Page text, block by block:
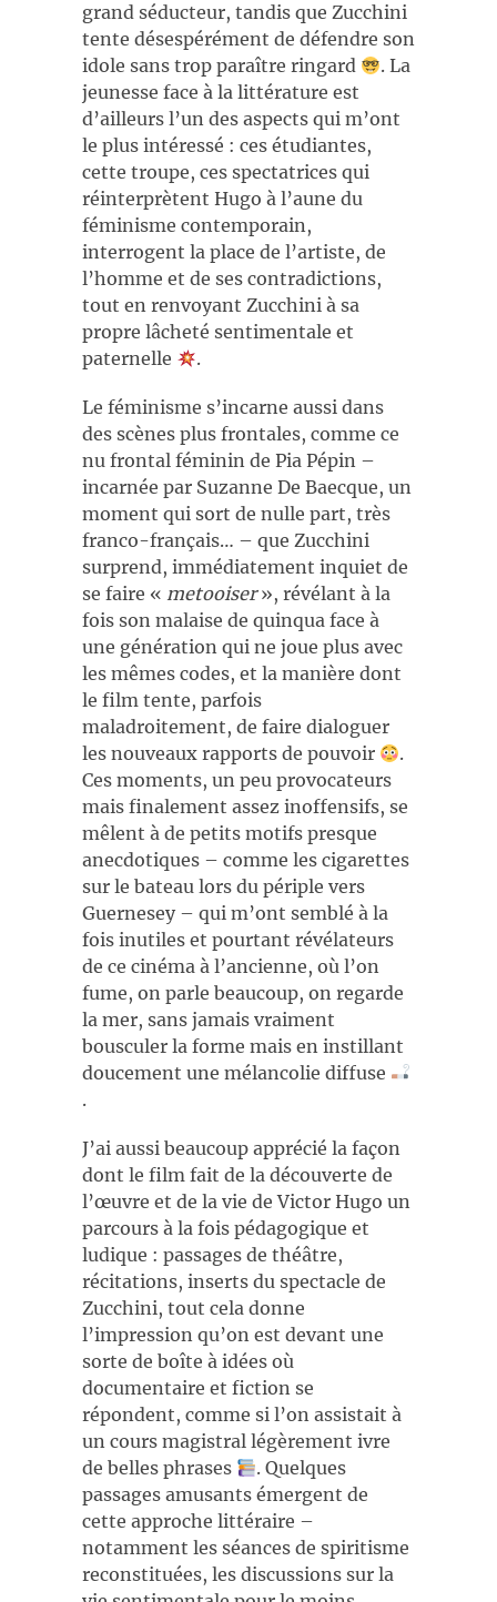
grand séducteur, tandis que Zucchini
tente désespérément de défendre son
idole sans trop paraître ringard
. La
jeunesse face à la littérature est
d’ailleurs l’un des aspects qui m’ont
le plus intéressé : ces étudiantes,
cette troupe, ces spectatrices qui
réinterprètent Hugo à l’aune du
féminisme contemporain,
interrogent la place de l’artiste, de
l’homme et de ses contradictions,
tout en renvoyant Zucchini à sa
propre lâcheté sentimentale et
paternelle
.
Le féminisme s’incarne aussi dans
des scènes plus frontales, comme ce
nu frontal féminin de Pia Pépin –
incarnée par Suzanne De Baecque, un
moment qui sort de nulle part, très
franco-français… – que Zucchini
surprend, immédiatement inquiet de
se faire « metooiser», révélant à la
fois son malaise de quinqua face à
une génération qui ne joue plus avec
les mêmes codes, et la manière dont
le film tente, parfois
maladroitement, de faire dialoguer
les nouveaux rapports de pouvoir
.
Ces moments, un peu provocateurs
mais finalement assez inoffensifs, se
mêlent à de petits motifs presque
anecdotiques – comme les cigarettes
sur le bateau lors du périple vers
Guernesey – qui m’ont semblé à la
fois inutiles et pourtant révélateurs
de ce cinéma à l’ancienne, où l’on
fume, on parle beaucoup, on regarde
la mer, sans jamais vraiment
bousculer la forme mais en instillant
doucement une mélancolie diffuse
.
J’ai aussi beaucoup apprécié la façon
dont le film fait de la découverte de
l’œuvre et de la vie de Victor Hugo un
parcours à la fois pédagogique et
ludique : passages de théâtre,
récitations, inserts du spectacle de
Zucchini, tout cela donne
l’impression qu’on est devant une
sorte de boîte à idées où
documentaire et fiction se
répondent, comme si l’on assistait à
un cours magistral légèrement ivre
de belles phrases
. Quelques
passages amusants émergent de
cette approche littéraire –
notamment les séances de spiritisme
reconstituées, les discussions sur la